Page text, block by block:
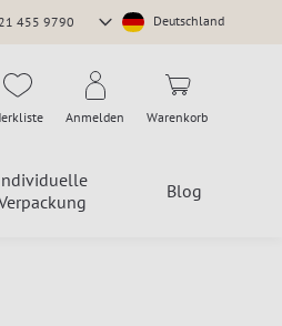
455 9790
Store
Deutschland
Anmelden Warenkorb
Blog